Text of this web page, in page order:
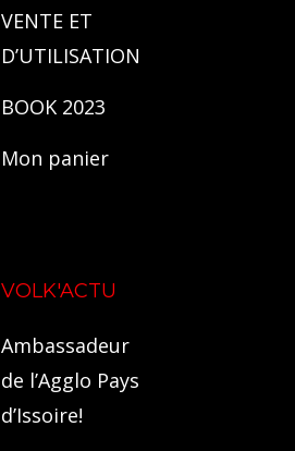
VENTE ET
D’UTILISATION
BOOK 2023
Mon panier
VOLK'ACTU
Ambassadeur
de l’Agglo Pays
d’Issoire!